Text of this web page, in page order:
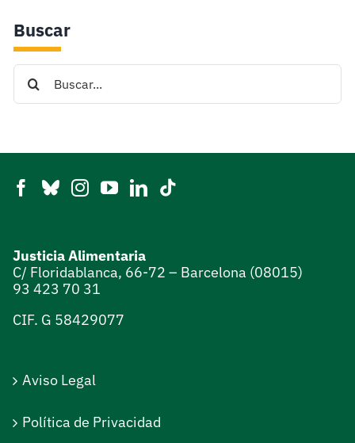
Buscar
Search
for:
Justicia Alimentaria
C/ Floridablanca, 66-72 – Barcelona (08015)
93 423 70 31
CIF. G 58429077
Aviso Legal
Política de Privacidad